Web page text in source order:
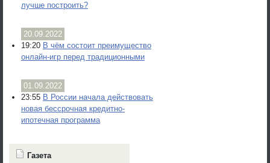
лучше построить?
20.09.2022
19:20 В чём состоит преимущество
онлайн-игр перед традиционными
01.09.2022
23:55 В России начала действовать
новая бессрочная кредитно-
ипотечная программа
Газета